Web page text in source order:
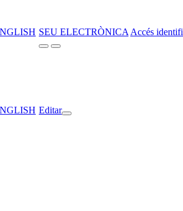
SEU ELECTRÒNICA Accés
Editar